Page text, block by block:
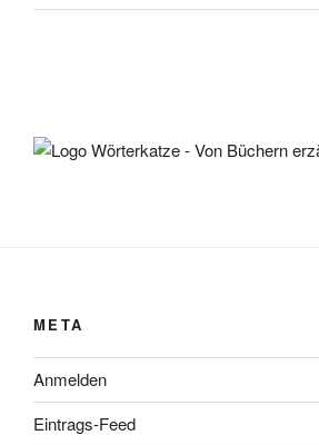
META
Anmelden
Eintrags-Feed